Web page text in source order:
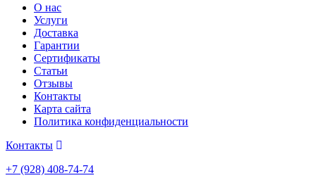
О нас
Услуги
Доставка
Гарантии
Сертификаты
Статьи
Отзывы
Контакты
Карта сайта
Политика конфиденциальности
Контакты
+7 (928) 408-74-74